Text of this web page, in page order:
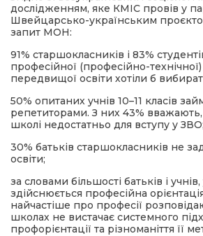
дослідженням, яке КМІС провів у
Швейцарсько-українським
запит МОН:
91% старшокласників і 83%
професійної (професійно-технічної)
передвищої освіти хотіли б
50% опитаних учнів 10–11 класів
репетиторами. З них 43%
школі недостатньо для вступу у ЗВО;
30% батьків старшокласників не
освіти;
за словами більшості батьків і
здійснюється професійна
найчастіше про професії
школах не вистачає системного
профорієнтації та різноманіття її